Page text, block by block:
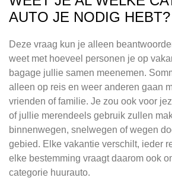
AUTO JE NODIG HEBT?
Deze vraag kun je alleen
weet met hoeveel personen je op
bagage jullie samen meenemen.
alleen op reis en weer anderen gaan
vrienden of familie. Je zou ook voor
of jullie merendeels gebruik zullen
binnenwegen, snelwegen of wegen
gebied. Elke vakantie verschilt, ieder
elke bestemming vraagt daarom ook
categorie huurauto.